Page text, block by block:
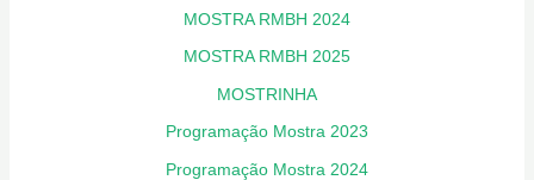
MOSTRA RMBH 2024
MOSTRA RMBH 2025
MOSTRINHA
Programação Mostra 2023
Programação Mostra 2024